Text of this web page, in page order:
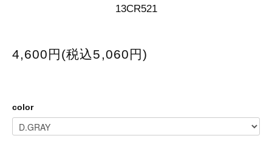
13CR521
4,600円(税込5,060円)
color